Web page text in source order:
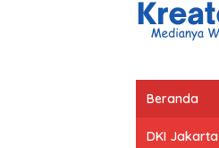
Beranda
DKI Jakarta